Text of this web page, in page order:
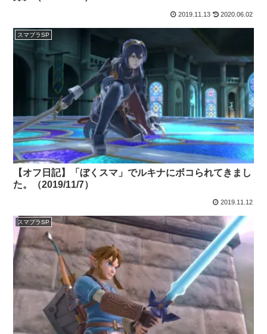
2019.11.13 2020.06.02
スマブラSP
【オフ日記】「ぼくスマ」でルキナにボコられてきまし
た。（2019/11/7）
2019.11.12
スマブラSP